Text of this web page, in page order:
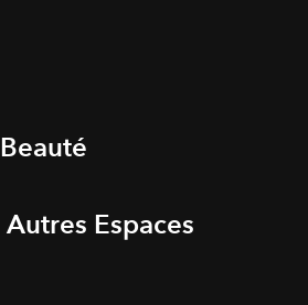
Beauté
Autres Espaces